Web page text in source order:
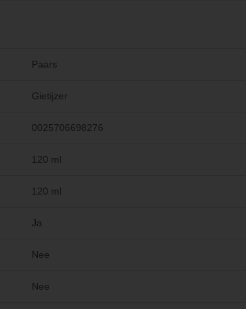
Paars
Gietijzer
0025706698276
120 ml
120 ml
Ja
Nee
Nee